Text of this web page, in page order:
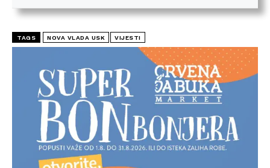
TAGS NOVA VLADA USK VIJESTI